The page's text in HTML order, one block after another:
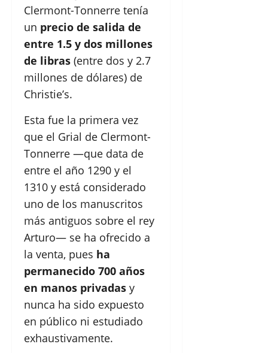
Clermont-Tonnerre tenía
un precio de salida de
entre 1.5 y dos millones
de libras (entre dos y 2.7
millones de dólares) de
Christie’s.
Esta fue la primera vez
que el Grial de Clermont-
Tonnerre —que data de
entre el año 1290 y el
1310 y está considerado
uno de los manuscritos
más antiguos sobre el rey
Arturo— se ha ofrecido a
la venta, pues ha
permanecido 700 años
en manos privadas y
nunca ha sido expuesto
en público ni estudiado
exhaustivamente.